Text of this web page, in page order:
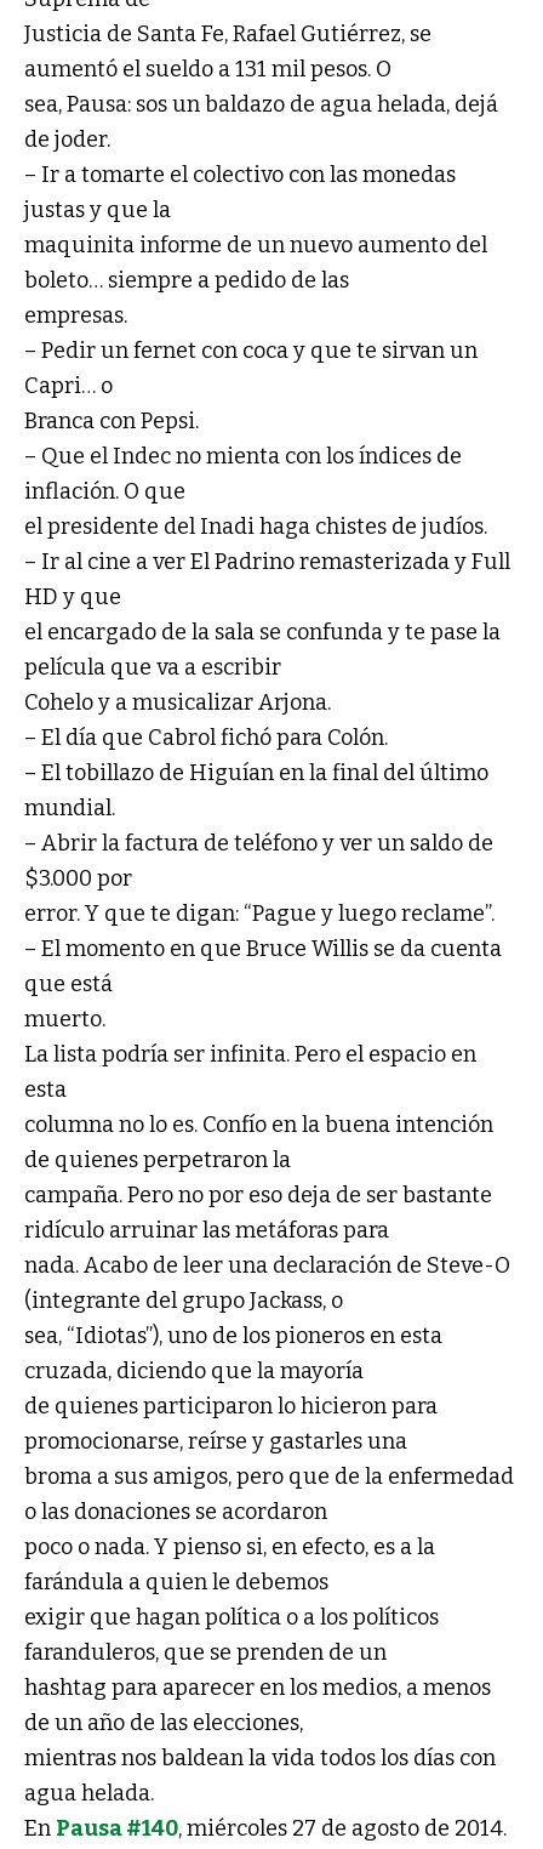
Justicia de Santa Fe, Rafael Gutiérrez, se
aumentó el sueldo a 131 mil pesos. O
sea, Pausa: sos un baldazo de agua helada, dejá
de joder.
– Ir a tomarte el colectivo con las monedas
justas y que la
maquinita informe de un nuevo aumento del
boleto… siempre a pedido de las
empresas.
– Pedir un fernet con coca y que te sirvan un
Capri… o
Branca con Pepsi.
– Que el Indec no mienta con los índices de
inflación. O que
el presidente del Inadi haga chistes de judíos.
– Ir al cine a ver El Padrino remasterizada y Full
HD y que
el encargado de la sala se confunda y te pase la
película que va a escribir
Cohelo y a musicalizar Arjona.
– El día que Cabrol fichó para Colón.
– El tobillazo de Higuían en la final del último
mundial.
– Abrir la factura de teléfono y ver un saldo de
$3.000 por
error. Y que te digan: “Pague y luego reclame”.
– El momento en que Bruce Willis se da cuenta
que está
muerto.
La lista podría ser infinita. Pero el espacio en
esta
columna no lo es. Confío en la buena intención
de quienes perpetraron la
campaña. Pero no por eso deja de ser bastante
ridículo arruinar las metáforas para
nada. Acabo de leer una declaración de Steve-O
(integrante del grupo Jackass, o
sea, “Idiotas”), uno de los pioneros en esta
cruzada, diciendo que la mayoría
de quienes participaron lo hicieron para
promocionarse, reírse y gastarles una
broma a sus amigos, pero que de la enfermedad
o las donaciones se acordaron
poco o nada. Y pienso si, en efecto, es a la
farándula a quien le debemos
exigir que hagan política o a los políticos
faranduleros, que se prenden de un
hashtag para aparecer en los medios, a menos
de un año de las elecciones,
mientras nos baldean la vida todos los días con
agua helada.
En Pausa #140, miércoles 27 de agosto de 2014.